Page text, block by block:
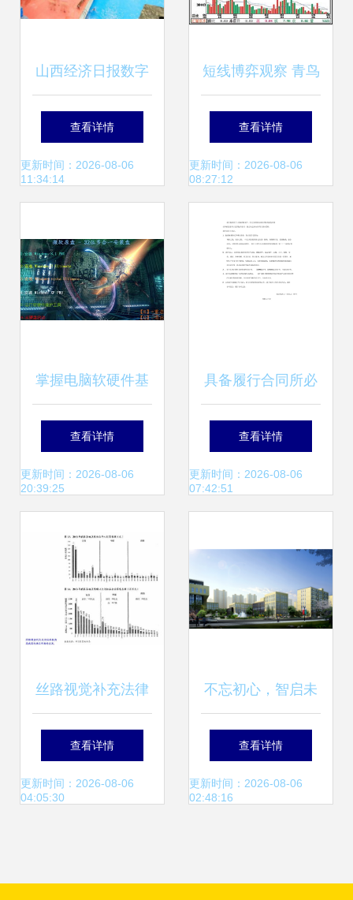
山西经济日报数字
报 计算机软硬件技
术开发的未来趋势
查看详情
更新时间：2026-08-06
11:34:14
短线博弈观察 青鸟
华光技术面与计算
机软硬件板块联动
查看详情
更新时间：2026-08-06
08:27:12
掌握电脑软硬件基
础技能 在线培训与
开发入门指南
查看详情
更新时间：2026-08-06
20:39:25
具备履行合同所必
需的设备和专业技
术能力证明材料 计
查看详情
更新时间：2026-08-06
07:42:51
丝路视觉补充法律
意见书（二） 计算
机软硬件技术开发
查看详情
更新时间：2026-08-06
04:05:30
不忘初心，智启未
来——五甲万京信
息科技产业园在赤
查看详情
更新时间：2026-08-06
02:48:16